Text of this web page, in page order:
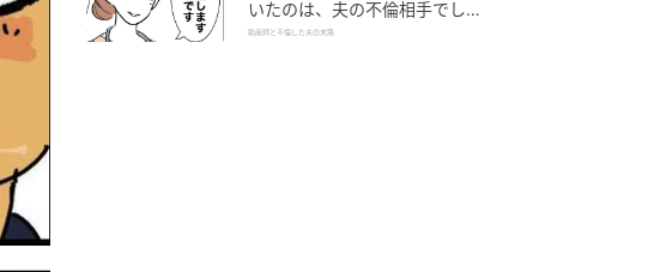
いたのは、夫の不倫相手でし
た。
助産師と不倫した夫の末路